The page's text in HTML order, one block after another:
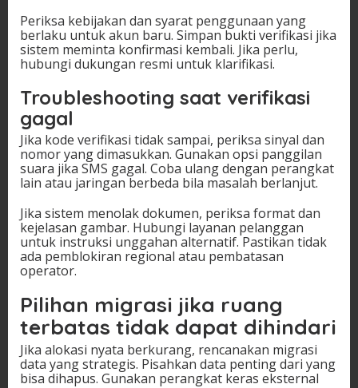
Periksa kebijakan dan syarat penggunaan yang
berlaku untuk akun baru. Simpan bukti verifikasi jika
sistem meminta konfirmasi kembali. Jika perlu,
hubungi dukungan resmi untuk klarifikasi.
Troubleshooting saat verifikasi
gagal
Jika kode verifikasi tidak sampai, periksa sinyal dan
nomor yang dimasukkan. Gunakan opsi panggilan
suara jika SMS gagal. Coba ulang dengan perangkat
lain atau jaringan berbeda bila masalah berlanjut.
Jika sistem menolak dokumen, periksa format dan
kejelasan gambar. Hubungi layanan pelanggan
untuk instruksi unggahan alternatif. Pastikan tidak
ada pemblokiran regional atau pembatasan
operator.
Pilihan migrasi jika ruang
terbatas tidak dapat dihindari
Jika alokasi nyata berkurang, rencanakan migrasi
data yang strategis. Pisahkan data penting dari yang
bisa dihapus. Gunakan perangkat keras eksternal